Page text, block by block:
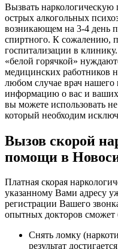
Вызвать
острых алкогольных
возникающем на 3-4 день
спиртного. К сожалению,
госпитализации в
«белой горячкой»
медицинских работников
любом случае врач нашего
информацию о вас и ваших
вы можете использовать
который необходим
Вызов скорой
помощи в
Платная скорая
указанному Вами адресу
регистрации Вашего
опытных докторов сможет
Снять ломку
результат